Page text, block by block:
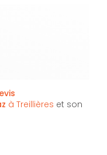
à Treillières et son